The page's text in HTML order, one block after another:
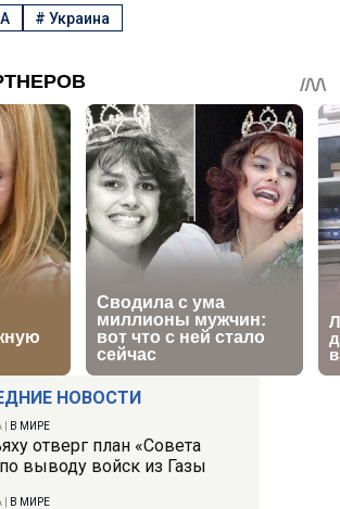
НОВОСТИ
В МИРЕ
отверг план «Совета
выводу войск из Газы
В МИРЕ
#Украина